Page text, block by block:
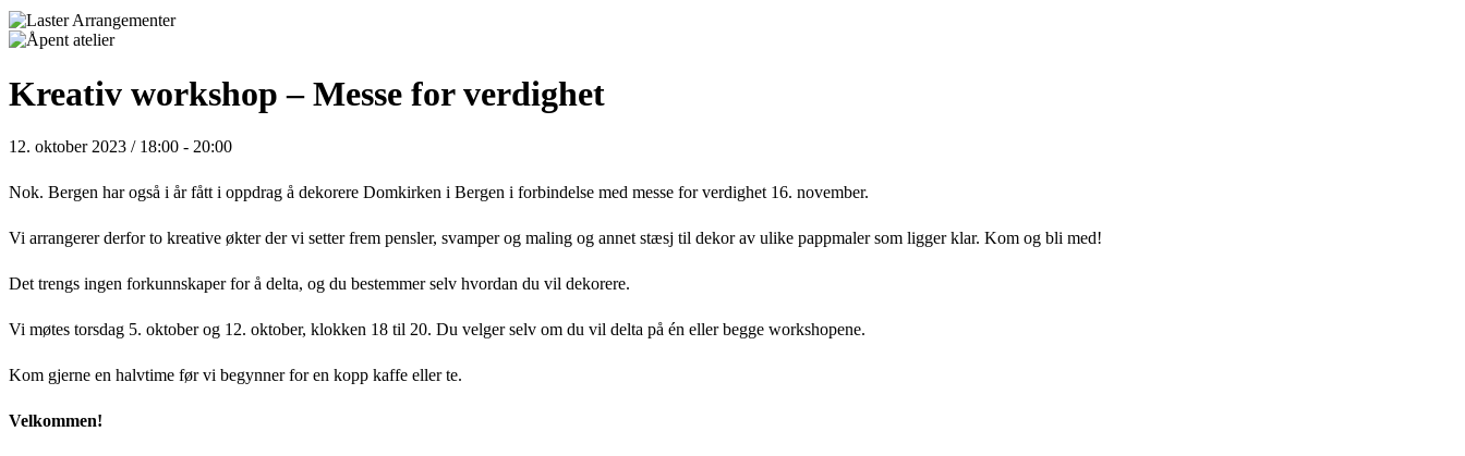
Kreativ workshop – Messe for verdighet
12. oktober 2023 / 18:00 - 20:00
Nok. Bergen har også i år fått i oppdrag å dekorere Domkirken i Bergen i forbindelse med messe for verdighet 16. november.
Vi arrangerer derfor to kreative økter der vi setter frem pensler, svamper og maling og annet stæsj til dekor av ulike pappmaler som ligger klar. Kom og bli med!
Det trengs ingen forkunnskaper for å delta, og du bestemmer selv hvordan du vil dekorere.
Vi møtes torsdag 5. oktober og 12. oktober, klokken 18 til 20. Du velger selv om du vil delta på én eller begge workshopene.
Kom gjerne en halvtime før vi begynner for en kopp kaffe eller te.
Velkommen!